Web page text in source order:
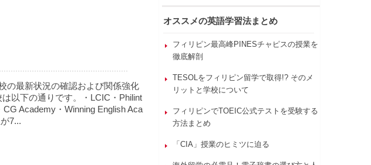
の最新状況の確認および関係強化
以下の通りです。・LCIC・Philint
Academy・Winning English Aca
7...
オススメの英語学習法まとめ
フィリピン最高峰PINESチャピスの授業を
徹底解剖
TESOLをフィリピン留学で取得!? そのメ
リットと学校について
フィリピンでTOEIC公式テストを受験する
方法まとめ
「CIA」授業のヒミツに迫る